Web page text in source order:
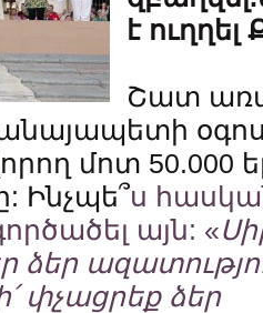
է
Շատ
մոտ 50.000
Ինչպե՞ս
այն: «
փչացրեք ձեր